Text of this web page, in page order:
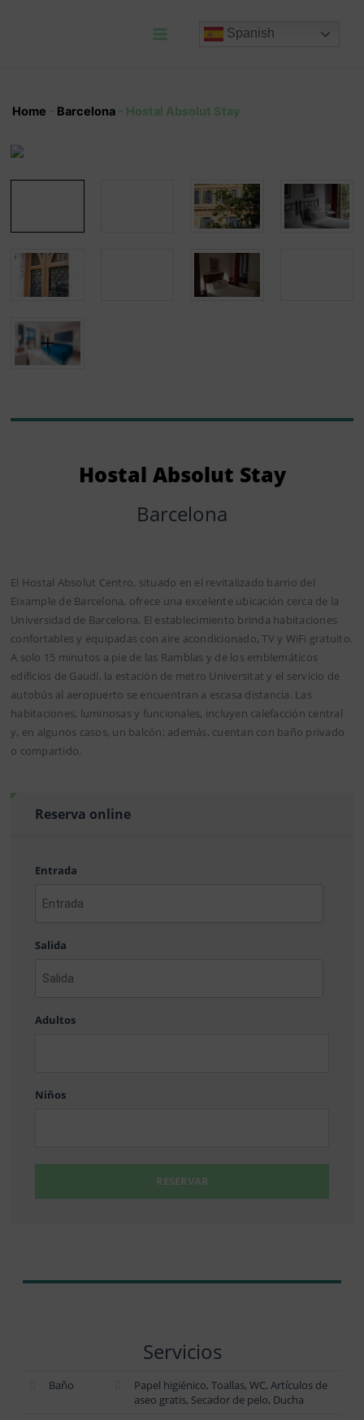
Spanish
Home - Barcelona- Hostal Absolut Stay
Hostal Absolut Stay
Barcelona
El Hostal Absolut Centro, situado en el revitalizado barrio del
Eixample de Barcelona, ofrece una excelente ubicación cerca de la
Universidad de Barcelona. El establecimiento brinda habitaciones
confortables y equipadas con aire acondicionado, TV y WiFi gratuito.
A solo 15 minutos a pie de las Ramblas y de los emblemáticos
edificios de Gaudí, la estación de metro Universitat y el servicio de
autobús al aeropuerto se encuentran a escasa distancia. Las
habitaciones, luminosas y funcionales, incluyen calefacción central
y, en algunos casos, un balcón; además, cuentan con baño privado
o compartido.
Reserva online
Entrada
MM
Salida
MM
Adultos
Niños
RESERVAR
Servicios
Baño
Papel higiénico, Toallas, WC, Artículos de
aseo gratis, Secador de pelo, Ducha